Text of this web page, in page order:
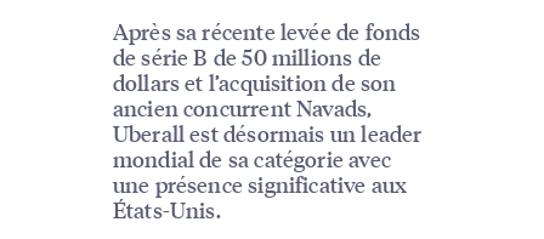
Après sa récente levée de fonds
de série B de 50 millions de
dollars et l’acquisition de son
ancien concurrent Navads,
Uberall est désormais un leader
mondial de sa catégorie avec
une présence significative aux
États-Unis.